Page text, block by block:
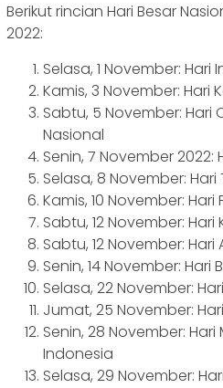
Berikut rincian Hari Besar
2022:
Selasa, 1 November: Hari
Kamis, 3 November: Hari
Sabtu, 5 November:
Nasional
Senin, 7 November 2022:
Selasa, 8 November:
Kamis, 10 November:
Sabtu, 12 November:
Sabtu, 12 November:
Senin, 14 November:
Selasa, 22 November:
Jumat, 25 November:
Senin, 28 November:
Indonesia
Selasa, 29 November: